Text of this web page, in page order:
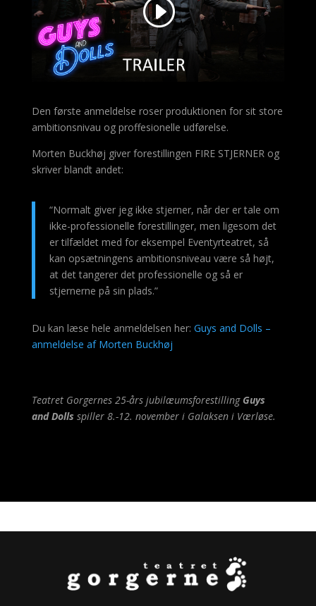
Den første anmeldelse roser produktionen for sit store
ambitionsnivau og proffesionelle udførelse.
Morten Buckhøj giver forestillingen FIRE STJERNER og
skriver blandt andet:
“Normalt giver jeg ikke stjerner, når der er tale om
ikke-professionelle forestillinger, men ligesom det
er tilfældet med for eksempel Eventyrteatret, så
kan opsætningens ambitionsniveau være så højt,
at det tangerer det professionelle og så er
stjernerne på sin plads.”
Du kan læse hele anmeldelsen her: Guys and Dolls –
anmeldelse af Morten Buckhøj
Teatret Gorgernes 25-års jubilæumsforestilling Guys
and Dolls spiller 8.-12. november i Galaksen i Værløse.